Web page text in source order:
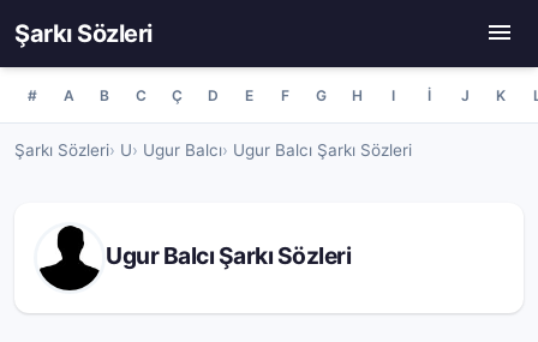
Şarkı Sözleri
# A B C Ç D E F G H I İ J K
Şarkı Sözleri U Ugur Balcı Ugur Balcı Şarkı Sözleri
Ugur Balcı Şarkı Sözleri